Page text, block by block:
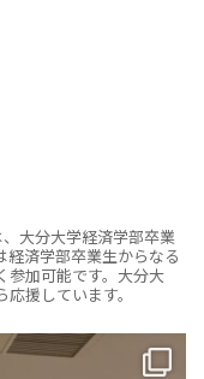
大分大学経済学部卒業
経済学部卒業生からなる
参加可能です。大分大
援しています。